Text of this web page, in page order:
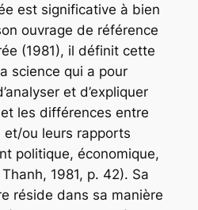
est significative à bien
ouvrage de référence
(1981), il définit cette
science qui a pour
et d’expliquer
les différences entre
ou leurs rapports
politique, économique,
1981, p. 42). Sa
réside dans sa manière